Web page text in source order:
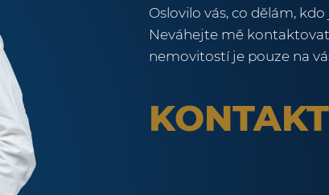
Oslovilo vás, co dělám,
Neváhejte mě
nemovitostí je pouze na